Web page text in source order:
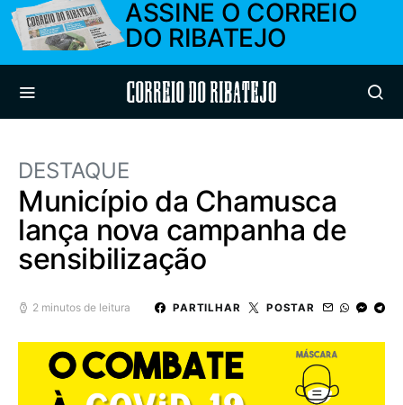
ASSINE O CORREIO
DO RIBATEJO
Correio do Ribatejo
DESTAQUE
Município da Chamusca
lança nova campanha de
sensibilização
2 minutos de leitura PARTILHAR POSTAR